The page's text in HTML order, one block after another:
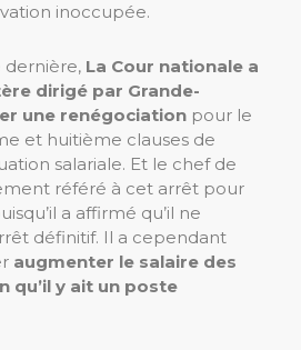
inoccupée.
dernière, La Cour nationale a
dirigé par Grande-
une renégociation pour le
et huitième clauses de
salariale. Et le chef de
référé à cet arrêt pour
a affirmé qu’il ne
définitif. Il a cependant
augmenter le salaire des
qu’il y ait un poste